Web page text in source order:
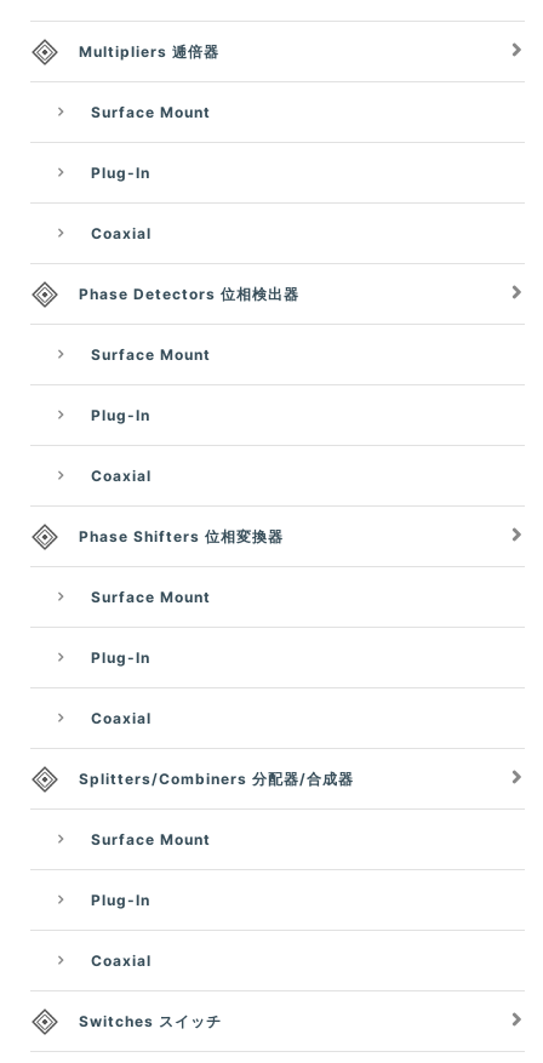
Multipliers 逓倍器
Surface Mount
Plug-In
Coaxial
Phase Detectors 位相検出器
Surface Mount
Plug-In
Coaxial
Phase Shifters 位相変換器
Surface Mount
Plug-In
Coaxial
Splitters/Combiners 分配器/合成器
Surface Mount
Plug-In
Coaxial
Switches スイッチ